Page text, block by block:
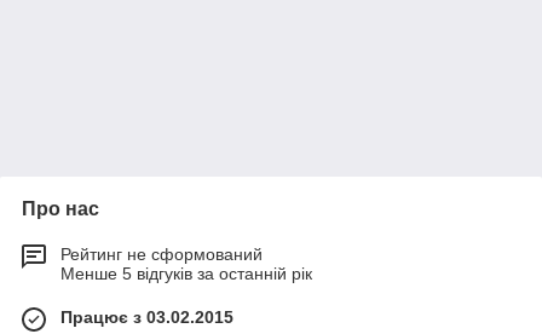
Про нас
Рейтинг не сформований
Менше 5 відгуків за останній рік
Працює з 03.02.2015